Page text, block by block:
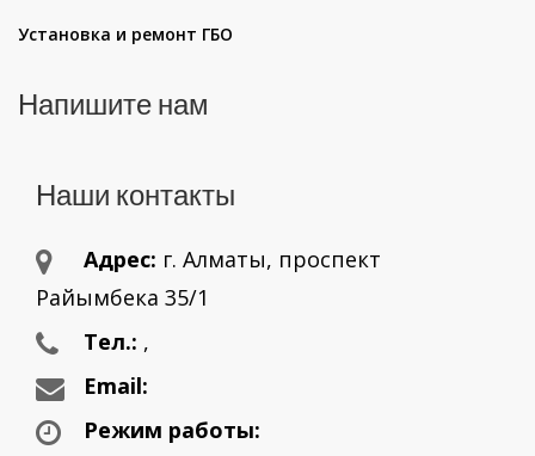
Установка и ремонт ГБО
Напишите нам
Наши контакты
Адрес: г. Aлматы, проспект
Райымбека 35/1
Тел.: ,
Email:
Режим работы: